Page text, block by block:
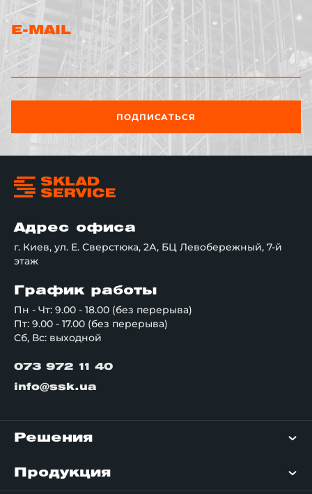
E-MAIL
ПОДПИСАТЬСЯ
Адрес офиса
г. Киев, ул. Е. Сверстюка, 2А, БЦ Левобережный, 7-й
этаж
График работы
Пн - Чт: 9.00 - 18.00 (без перерыва)
Пт: 9.00 - 17.00 (без перерыва)
Сб, Вс: выходной
073 972 11 40
info@ssk.ua
Решения
Продукция